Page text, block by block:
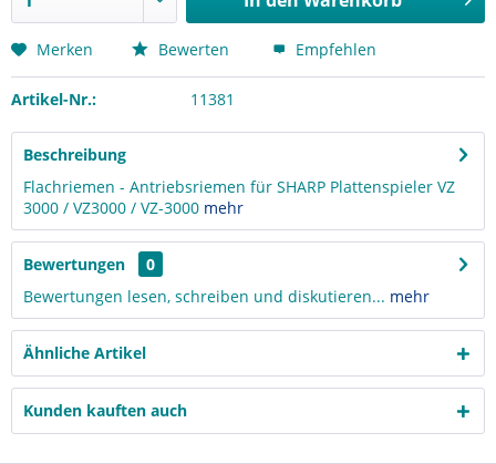
Merken Bewerten Empfehlen
Artikel-Nr.: 11381
Beschreibung
Flachriemen - Antriebsriemen für SHARP Plattenspieler VZ
3000 / VZ3000 / VZ-3000 mehr
Bewertungen
0
Bewertungen lesen, schreiben und diskutieren... mehr
Ähnliche Artikel
Kunden kauften auch